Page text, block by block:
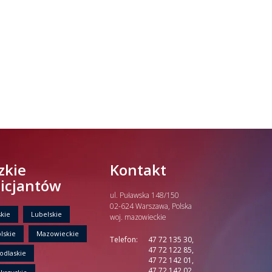
Lubelskie
Mazowieckie
Kontakt
ul. Puławska 148/150
02-624 Warszawa, Polska
woj. mazowieckie
Telefon:
47 72 135 30,
47 72 122 85,
47 72 142 01,